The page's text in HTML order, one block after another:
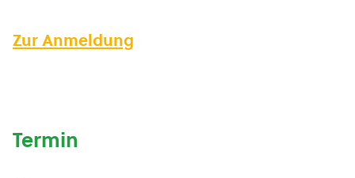
Zur Anmeldung
Termin